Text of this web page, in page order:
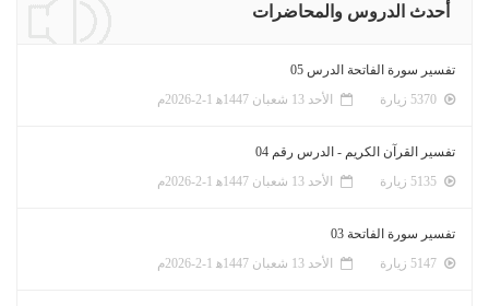
أحدث الدروس والمحاضرات
تفسير سورة الفاتحة الدرس 05
الأحد 13 شعبان 1447ﻫ 1-2-2026م
تفسير القرآن الكريم - الدرس رقم 04
الأحد 13 شعبان 1447ﻫ 1-2-2026م
تفسير سورة الفاتحة 03
الأحد 13 شعبان 1447ﻫ 1-2-2026م